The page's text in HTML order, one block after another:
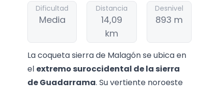
Dificultad
Media
Distancia
14,09
km
Desnivel
893 m
La coqueta sierra de Malagón se ubica en
el extremo suroccidental de la sierra
de Guadarrama. Su vertiente noroeste